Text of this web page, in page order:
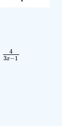
4
3x−1